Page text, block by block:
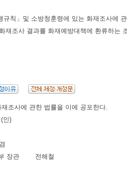
규칙」및 소방청훈령에 있는 화재조사에
재조사 결과를 화재예방대책에 환류하는
조사에 관한 법률을 이에 공포한다.
)
장관 전해철